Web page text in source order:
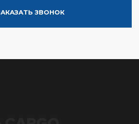
ЗВОНОК